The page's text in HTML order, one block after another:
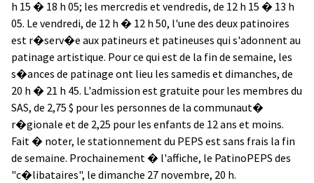
h 15 � 18 h 05; les mercredis et vendredis, de 12 h 15 � 13 h
05. Le vendredi, de 12 h � 12 h 50, l'une des deux patinoires
est r�serv�e aux patineurs et patineuses qui s'adonnent au
patinage artistique. Pour ce qui est de la fin de semaine, les
s�ances de patinage ont lieu les samedis et dimanches, de
20 h � 21 h 45. L'admission est gratuite pour les membres du
SAS, de 2,75 $ pour les personnes de la communaut�
r�gionale et de 2,25 pour les enfants de 12 ans et moins.
Fait � noter, le stationnement du PEPS est sans frais la fin
de semaine. Prochainement � l'affiche, le PatinoPEPS des
"c�libataires", le dimanche 27 novembre, 20 h.